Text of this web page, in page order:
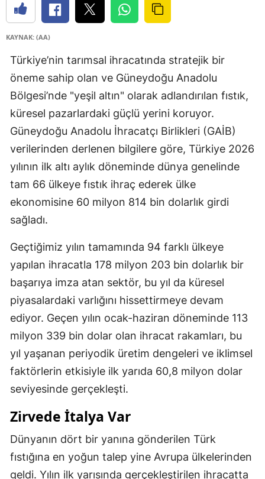
KAYNAK: (AA)
Türkiye’nin tarımsal ihracatında stratejik bir
öneme sahip olan ve Güneydoğu Anadolu
Bölgesi’nde "yeşil altın" olarak adlandırılan fıstık,
küresel pazarlardaki güçlü yerini koruyor.
Güneydoğu Anadolu İhracatçı Birlikleri (GAİB)
verilerinden derlenen bilgilere göre, Türkiye 2026
yılının ilk altı aylık döneminde dünya genelinde
tam 66 ülkeye fıstık ihraç ederek ülke
ekonomisine 60 milyon 814 bin dolarlık girdi
sağladı.
Geçtiğimiz yılın tamamında 94 farklı ülkeye
yapılan ihracatla 178 milyon 203 bin dolarlık bir
başarıya imza atan sektör, bu yıl da küresel
piyasalardaki varlığını hissettirmeye devam
ediyor. Geçen yılın ocak-haziran döneminde 113
milyon 339 bin dolar olan ihracat rakamları, bu
yıl yaşanan periyodik üretim dengeleri ve iklimsel
faktörlerin etkisiyle ilk yarıda 60,8 milyon dolar
seviyesinde gerçekleşti.
Zirvede İtalya Var
Dünyanın dört bir yanına gönderilen Türk
fıstığına en yoğun talep yine Avrupa ülkelerinden
geldi. Yılın ilk yarısında gerçekleştirilen ihracatta